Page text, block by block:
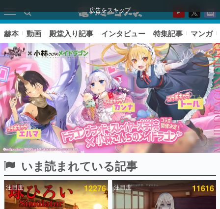
広告をスキップ
ピックアップ
電ファミのいま読まれている記事ランキング
赫本 動画 殿堂入り記事 インタビュー 特集記事 マンガ
いま読まれている記事
注目度 12276 注目度 11616